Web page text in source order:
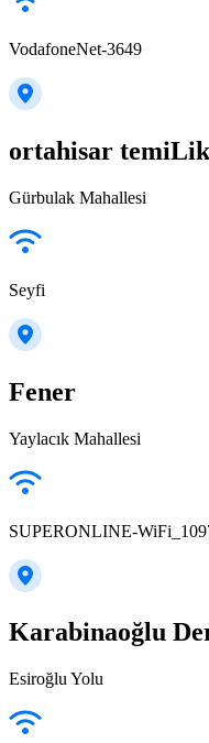
VodafoneNet-3649
ortahisar
Gürbulak Mahallesi
Seyfi
Fener
Yaylacık Mahallesi
SUPERONLINE-
Karabinaoğlu
Esiroğlu Yolu